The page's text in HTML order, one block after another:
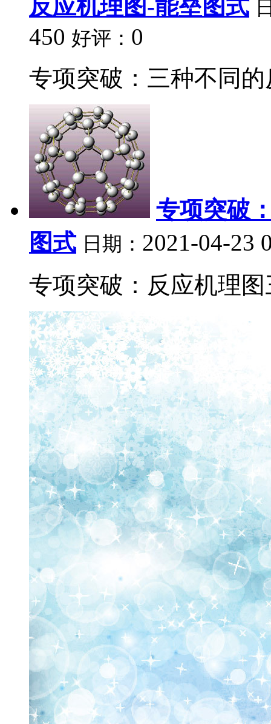
反应机理图-能垒图式
450 好评： 0
专项突破：三种不同
专项突破
图式 日期： 2021-04-23
专项突破：反应机理